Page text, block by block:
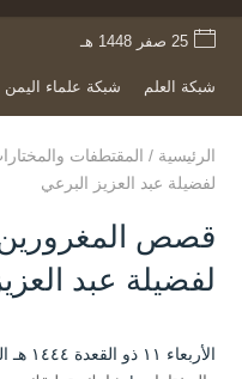
25 صفر 1448 هـ
شبكة العلم شبكة علماء اليمن
الرئيسية / المقتطفات
لفضيلة عبد العزيز البرعي
قصص
لفضيلة عبد
الأربعاء ۱۱ ذو القعدة ۱٤٤٤ هـ الموافق ۳۱ مايو ۲۰۲۳ مـ |